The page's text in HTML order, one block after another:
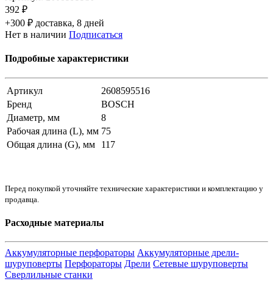
392 ₽
+300 ₽ доставка, 8 дней
Нет в наличии Подписаться
Подробные характеристики
Артикул
2608595516
Бренд
BOSCH
Диаметр, мм
8
Рабочая длина (L), мм 75
Общая длина (G), мм
117
Перед покупкой уточняйте технические характеристики и комплектацию у
продавца.
Расходные материалы
Аккумуляторные перфораторы Аккумуляторные дрели-
шуруповерты Перфораторы Дрели Сетевые шуруповерты
Сверлильные станки